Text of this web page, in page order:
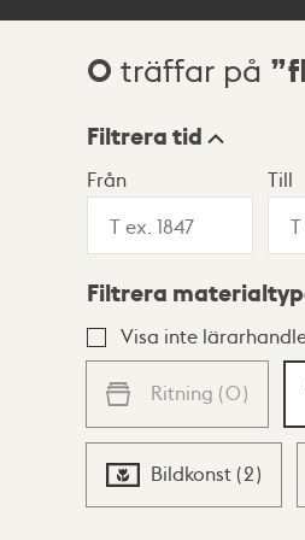
Sökresultat
0 träffar på
Visningsläge
Lista Karta
Filtrera tid
Från Till
Filtrera
Visa inte
Ritning (0)
Bildkonst (2)